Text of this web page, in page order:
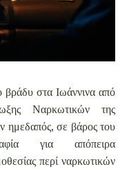
στα Ιωάννινα από
Ναρκωτικών της
ημεδαπός, σε βάρος του
για απόπειρα
περί ναρκωτικών